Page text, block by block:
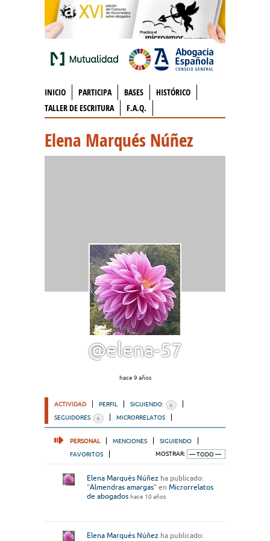
INICIO PARTICIPA BASES
HISTÓRICO
TALLER DE ESCRITURA
F.A.Q.
Elena Marqués Núñez
@elena-57
hace 9 años
ACTIVIDAD PERFIL SIGUIENDO: 0
SEGUIDORES 0 MICRORRELATOS
PERSONAL MENCIONES
SIGUIENDO
FAVORITOS
MOSTRAR:
Elena Marqués Núñez ha publicado:
"Almendras amargas" en Microrrelatos
de abogados hace 10 años
Elena Marqués Núñez ha publicado: